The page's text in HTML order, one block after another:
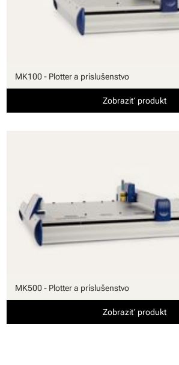
MK100 - Plotter a príslušenstvo
Zobraziť produkt
MK500 - Plotter a príslušenstvo
Zobraziť produkt